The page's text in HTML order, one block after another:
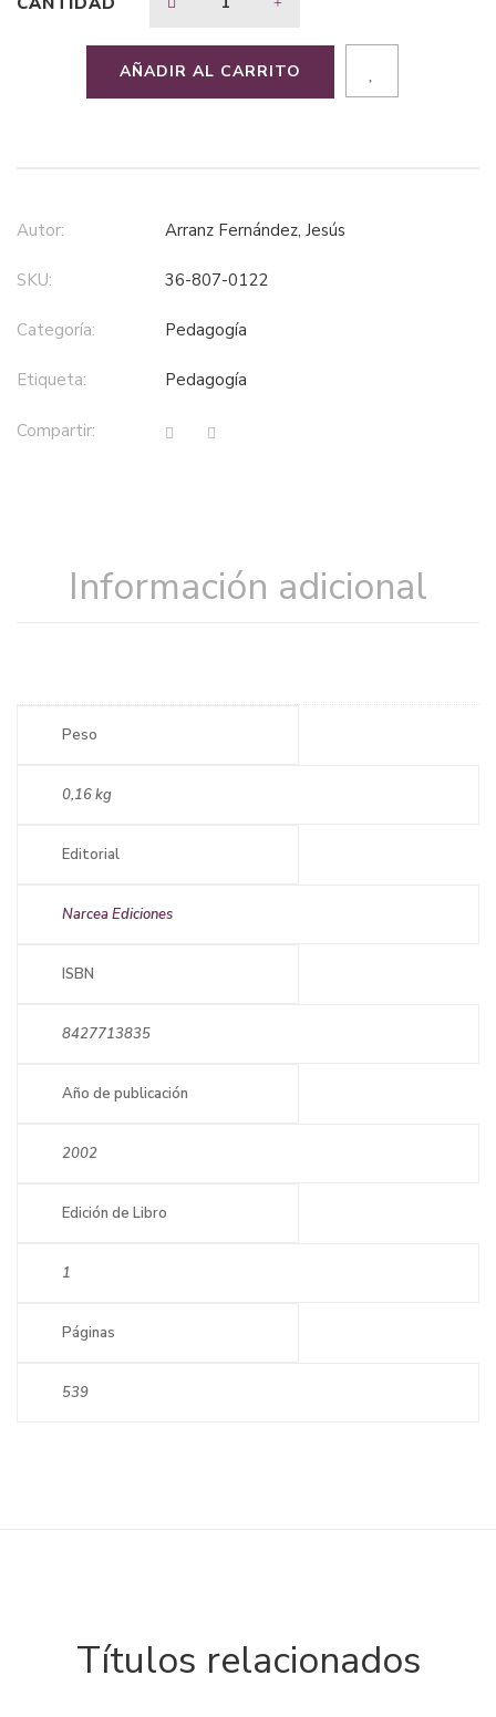
$32,17.$22,52.
AÑADIR AL CARRITO
Autor: Arranz Fernández, Jesús
SKU: 36-807-0122
Categoría: pedagogía
Etiqueta: pedagogía
Compartir:
Información adicional
Peso
0,16 kg
Editorial
Narcea Ediciones
ISBN
8427713835
Año de publicación
2002
Edición de Libro
1
Páginas
539
Títulos relacionados